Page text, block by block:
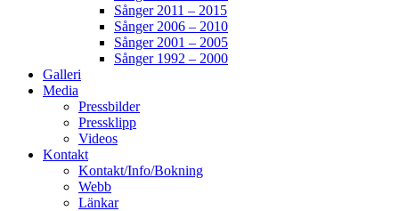
Sånger 2011 – 2015
Sånger 2006 – 2010
Sånger 2001 – 2005
Sånger 1992 – 2000
Galleri
Media
Pressbilder
Pressklipp
Videos
Kontakt
Kontakt/Info/Bokning
Webb
Länkar